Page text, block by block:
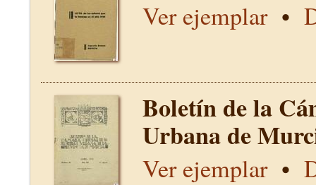
Ver ejemplar•
Boletín de la
Urbana de
Ver ejemplar•